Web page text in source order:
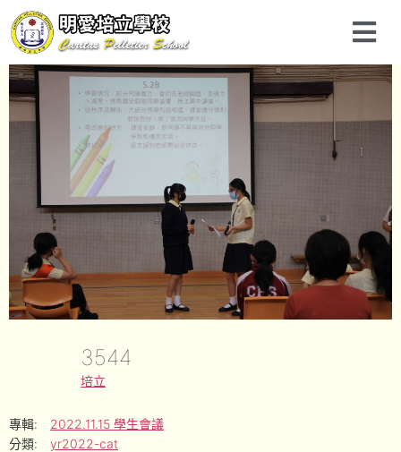
3544
培立
專輯:
2022.11.15 學生會議
分類:
yr2022-cat